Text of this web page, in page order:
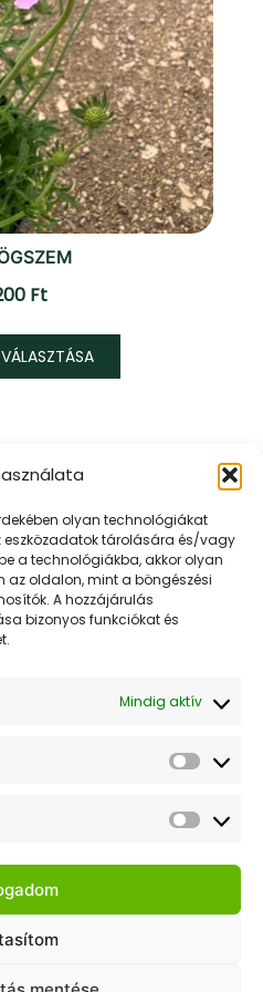
olyan technológiákat
tárolására és/vagy
a technológiákba, akkor olyan
az oldalon, mint a böngészési
A hozzájárulás
bizonyos funkciókat és
Mindig aktív
Ft
Ennek
változatok
a
termékoldalon
választhatók
zöldebb!
és híreinkről! Iratkozz fel
tájékoztatót.